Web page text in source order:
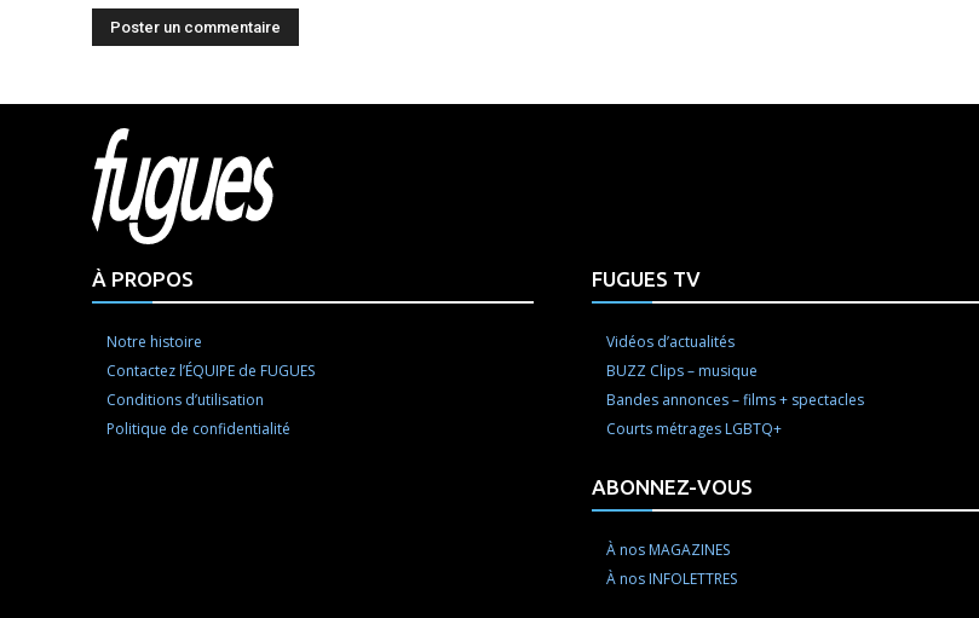
À PROPOS
Notre histoire
Contactez l’ÉQUIPE de FUGUES
Conditions d’utilisation
Politique de confidentialité
FUGUES TV
Vidéos d’actualités
BUZZ Clips – musique
Bandes annonces – films + spectacles
Courts métrages LGBTQ+
ABONNEZ-VOUS
À nos MAGAZINES
À nos INFOLETTRES